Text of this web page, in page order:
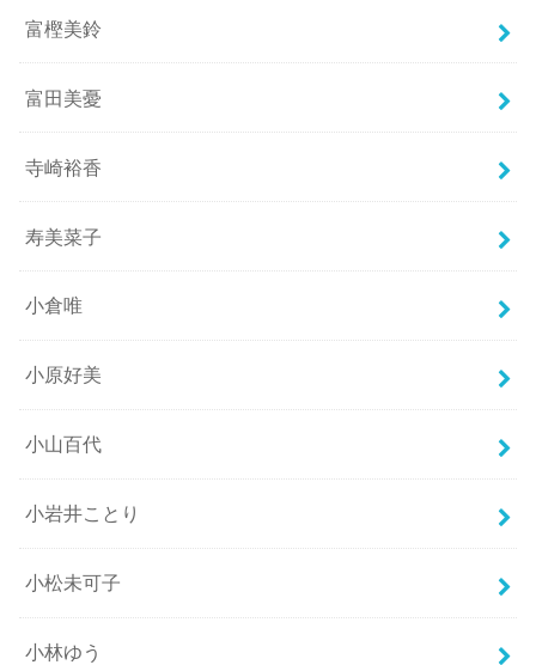
富樫美鈴
富田美憂
寺崎裕香
寿美菜子
小倉唯
小原好美
小山百代
小岩井ことり
小松未可子
小林ゆう